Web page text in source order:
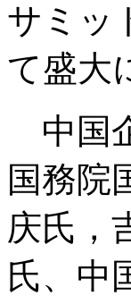
サミッ
て盛大
中国
国務
庆氏，
氏、中